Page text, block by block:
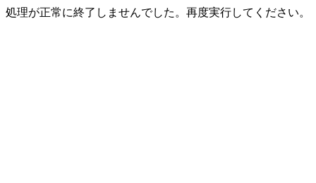
処理が正常に終了しませんでした。再度実行してください。